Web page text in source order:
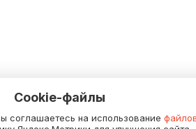
Cookie-файлы
соглашаетесь на использование